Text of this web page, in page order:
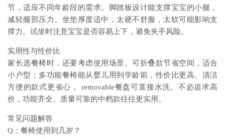
节，适应不同年龄段的需求。脚踏板设计能支撑宝宝的小腿，
减轻腿部压力。坐垫厚度适中，太硬不舒服，太软可能影响支
撑力。试坐时注意宝宝是否容易上下，避免夹手风险。
实用性与性价比
家长选餐椅时，还要考虑使用场景。可折叠款节省空间，适合
小户型；多功能餐椅能从婴儿用到学龄前，性价比更高。清洁
方便的款式更省心， removable餐盘可直接水洗。不必追求高
价，功能齐全、质量可靠的中档款往往更实用。
常见问题解答
Q：餐椅使用到几岁？